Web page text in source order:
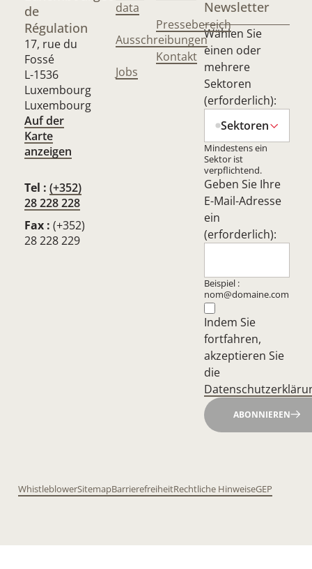
de
Régulation
17, rue du
Fossé
L-1536
Luxembourg
Luxembourg
Auf der
Karte
anzeigen
Tel : (+352)
28 228 228
Fax : (+352)
28 228 229
data
Ausschreibungen
Jobs
Pressebereich
Kontakt
Newsletter
Wählen Sie
einen oder
mehrere
Sektoren
(erforderlich):
Sektoren
Mindestens ein
Sektor ist
verpflichtend.
Geben Sie Ihre
E-Mail-Adresse
ein
(erforderlich):
Beispiel :
nom@domaine.com
Indem Sie
fortfahren,
akzeptieren Sie
die
ABONNIEREN
WhistleblowerSitemapBarrierefreiheitRechtliche HinweiseGEP